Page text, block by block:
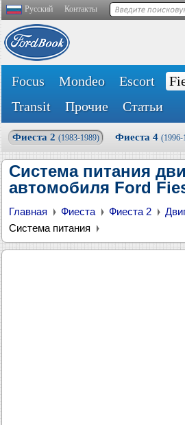
Русский Контакты
Focus Mondeo Escort
Transit
Прочие Статьи
Фиеста 2 (1983-1989) Фиеста 4 (1996-
Система питания
автомобиля Ford
Главная Фиеста Фиеста 2
Система питания